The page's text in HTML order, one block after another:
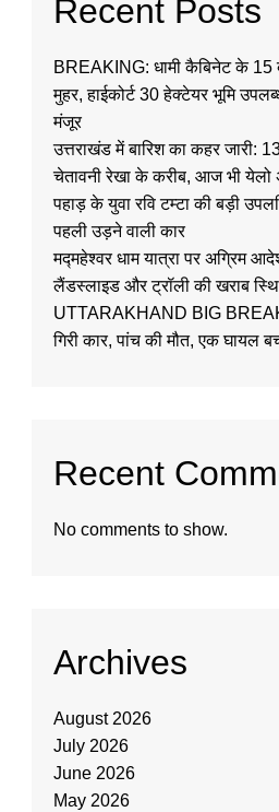
Recent Posts
BREAKING: धामी कैबिनेट के 15
मुहर, हाईकोर्ट 30 हेक्टेयर भूमि
मंजूर
उत्तराखंड में बारिश का कहर जारी:
चेतावनी रेखा के करीब, आज भी येलो
पहाड़ के युवा रवि टम्टा की बड़ी
पहली उड़ने वाली कार
मद्महेश्वर धाम यात्रा पर अग्रिम
लैंडस्लाइड और ट्रॉली की खराब
UTTARAKHAND BIG
गिरी कार, पांच की मौत, एक घायल
Recent
No comments to show.
Archives
August 2026
July 2026
June 2026
May 2026